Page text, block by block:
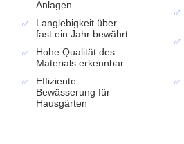
Anlagen
Langlebigkeit über
fast ein Jahr bewährt
Hohe Qualität des
Materials erkennbar
Effiziente
Bewässerung für
Hausgärten